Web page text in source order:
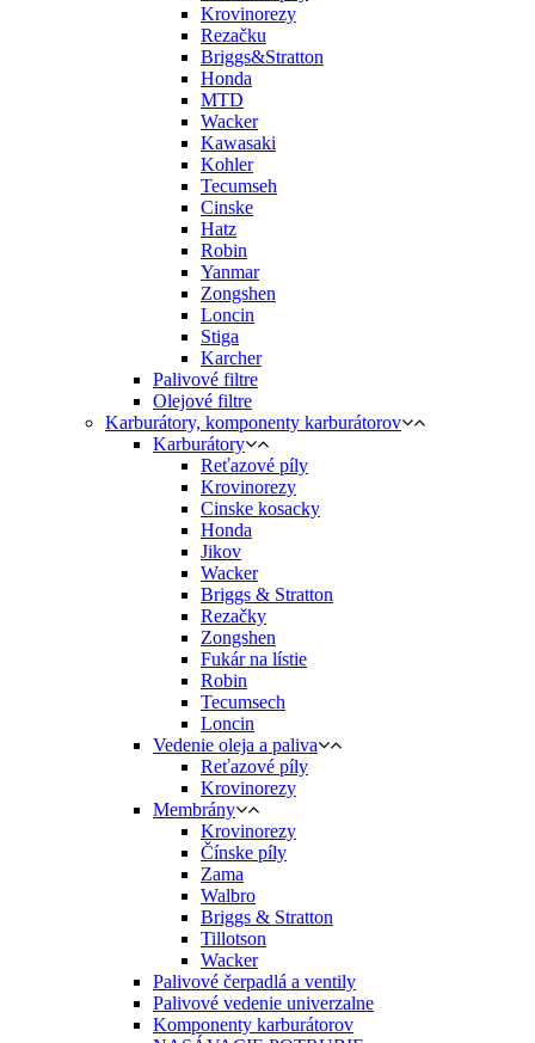
Krovinorezy
Rezačku
Briggs&Stratton
Honda
MTD
Wacker
Kawasaki
Kohler
Tecumseh
Cinske
Hatz
Robin
Yanmar
Zongshen
Loncin
Stiga
Karcher
Palivové filtre
Olejové filtre
Karburátory, komponenty karburátorov
Karburátory
Reťazové píly
Krovinorezy
Cinske kosacky
Honda
Jikov
Wacker
Briggs & Stratton
Rezačky
Zongshen
Fukár na lístie
Robin
Tecumsech
Loncin
Vedenie oleja a paliva
Reťazové píly
Krovinorezy
Membrány
Krovinorezy
Čínske píly
Zama
Walbro
Briggs & Stratton
Tillotson
Wacker
Palivové čerpadlá a ventily
Palivové vedenie univerzalne
Komponenty karburátorov